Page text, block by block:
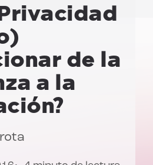
de la
a la